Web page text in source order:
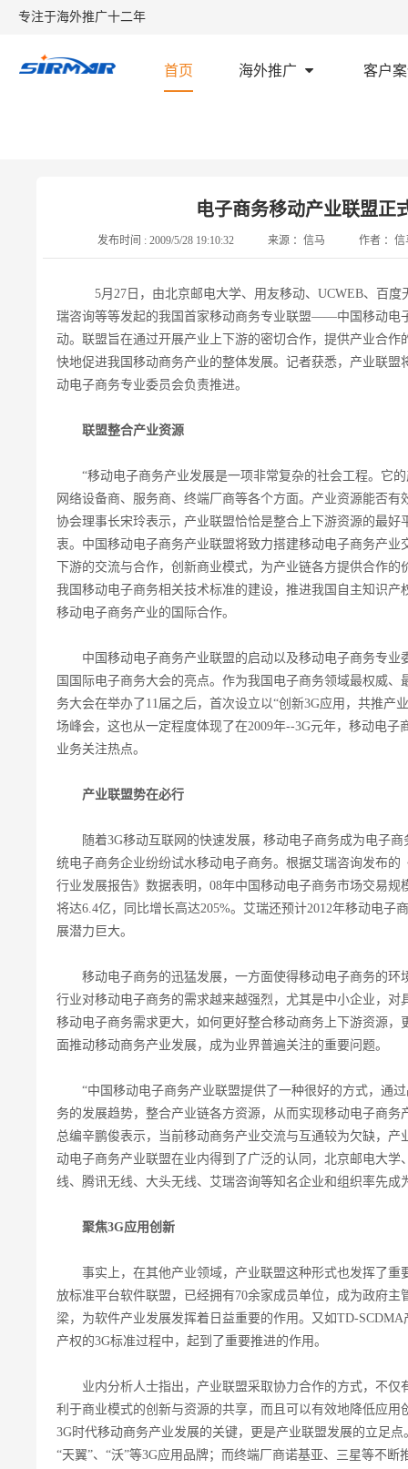
专注于海外推广十二年
首页 海外推广 客户
电子商务移动产业联盟正
发布时间 : 2009/5/28 19:10:32 来源 ： 信马 作者 ： 信
5月27日，由北京邮电大学、用友移动、UCWEB、百度
瑞咨询等等发起的我国首家移动商务专业联盟——中国移动电
动。联盟旨在通过开展产业上下游的密切合作，提供产业合作
快地促进我国移动商务产业的整体发展。记者获悉，产业联盟
动电子商务专业委员会负责推进。
联盟整合产业资源
“移动电子商务产业发展是一项非常复杂的社会工程。它的
网络设备商、服务商、终端厂商等各个方面。产业资源能否有
协会理事长宋玲表示，产业联盟恰恰是整合上下游资源的最好
衷。中国移动电子商务产业联盟将致力搭建移动电子商务产业
下游的交流与合作，创新商业模式，为产业链各方提供合作
我国移动电子商务相关技术标准的建设，推进我国自主知识产
移动电子商务产业的国际合作。
中国移动电子商务产业联盟的启动以及移动电子商务专业
国国际电子商务大会的亮点。作为我国电子商务领域最权威、
务大会在举办了11届之后，首次设立以“创新3G应用，共推产
场峰会，这也从一定程度体现了在2009年--3G元年，移动电子
业务关注热点。
产业联盟势在必行
随着3G移动互联网的快速发展，移动电子商务成为电子商
统电子商务企业纷纷试水移动电子商务。根据艾瑞咨询发布的
行业发展报告》数据表明，08年中国移动电子商务市场交易规
将达6.4亿，同比增长高达205%。艾瑞还预计2012年移动电子
展潜力巨大。
移动电子商务的迅猛发展，一方面使得移动电子商务的环
行业对移动电子商务的需求越来越强烈，尤其是中小企业，对
移动电子商务需求更大，如何更好整合移动商务上下游资源，
面推动移动商务产业发展，成为业界普遍关注的重要问题。
“中国移动电子商务产业联盟提供了一种很好的方式，通过
务的发展趋势，整合产业链各方资源，从而实现移动电子商务
总编辛鹏俊表示，当前移动商务产业交流与互通较为欠缺，产
动电子商务产业联盟在业内得到了广泛的认同，北京邮电大学
线、腾讯无线、大头无线、艾瑞咨询等知名企业和组织率先成
聚焦3G应用创新
事实上，在其他产业领域，产业联盟这种形式也发挥了重
放标准平台软件联盟，已经拥有70余家成员单位，成为政府主
梁，为软件产业发展发挥着日益重要的作用。又如TD-
产权的3G标准过程中，起到了重要推进的作用。
业内分析人士指出，产业联盟采取协力合作的方式，不仅
利于商业模式的创新与资源的共享，而且可以有效地降低应用
3G时代移动商务产业发展的关键，更是产业联盟发展的立足点
“天翼”、“沃”等3G应用品牌；而终端厂商诺基亚、三星等不